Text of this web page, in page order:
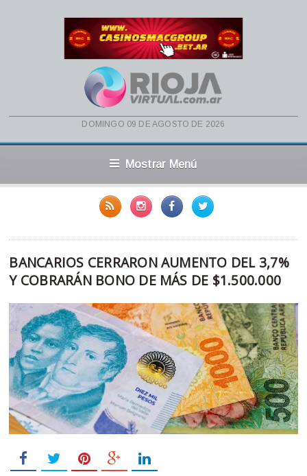
domingo 09 de agosto de 2026
Mostrar Menú
BANCARIOS CERRARON AUMENTO DEL 3,7%
Y COBRARÁN BONO DE MÁS DE $1.500.000